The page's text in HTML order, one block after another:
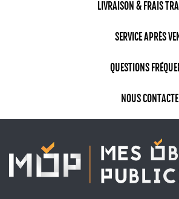
LIVRAISON & FRAIS
SERVICE APRÈS
QUESTIONS
NOUS